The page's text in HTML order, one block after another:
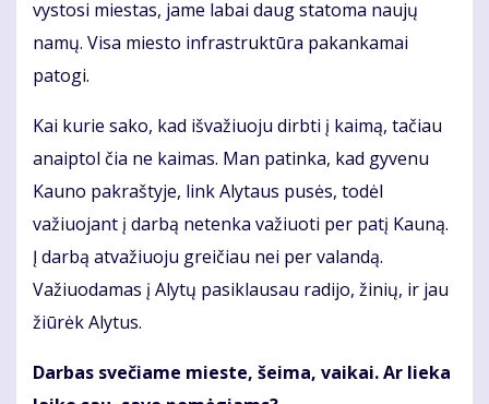
vystosi miestas, jame labai daug statoma naujų
namų. Visa miesto infrastruktūra pakankamai
patogi.
Kai kurie sako, kad išvažiuoju dirbti į kaimą, tačiau
anaiptol čia ne kaimas. Man patinka, kad gyvenu
Kauno pakraštyje, link Alytaus pusės, todėl
važiuojant į darbą netenka važiuoti per patį Kauną.
Į darbą atvažiuoju greičiau nei per valandą.
Važiuodamas į Alytų pasiklausau radijo, žinių, ir jau
žiūrėk Alytus.
Darbas svečiame mieste, šeima, vaikai. Ar lieka